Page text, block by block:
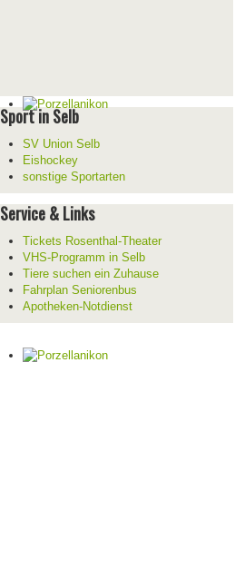
Sport in Selb
SV Union Selb
Eishockey
sonstige Sportarten
Service & Links
Tickets Rosenthal-Theater
VHS-Programm in Selb
Tiere suchen ein Zuhause
Fahrplan Seniorenbus
Apotheken-Notdienst